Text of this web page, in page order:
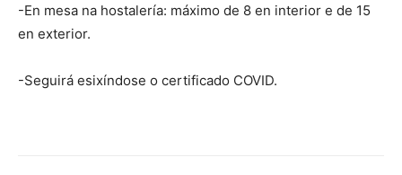
-En mesa na hostalería: máximo de 8 en interior e de 15
en exterior.
-Seguirá esixíndose o certificado COVID.